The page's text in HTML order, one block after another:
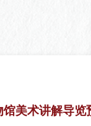
美术讲解导览